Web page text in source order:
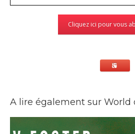
Cliquez ici pour vous
A lire également sur World